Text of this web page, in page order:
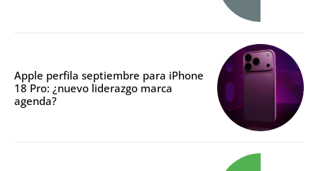
Apple perfila septiembre para iPhone
18 Pro: ¿nuevo liderazgo marca
agenda?